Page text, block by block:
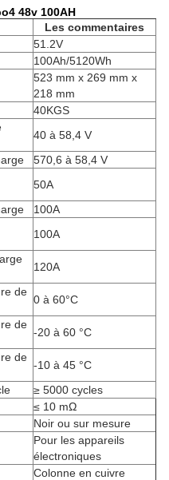
48v 100AH
Les commentaires
51.2V
100Ah/5120Wh
523 mm x 269 mm x
218 mm
40KGS
40 à 58,4 V
570,6 à 58,4 V
50A
100A
100A
120A
de
0 à 60°C
de
-20 à 60 °C
de
-10 à 45 °C
≥ 5000 cycles
≤ 10 mΩ
Noir ou sur mesure
Pour les appareils
électroniques
Colonne en cuivre